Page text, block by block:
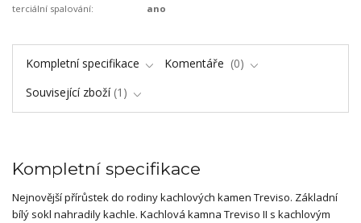
terciální spalování:
ano
Kompletní specifikace Komentáře
0
Související zboží 1
Kompletní specifikace
Nejnovější přírůstek do rodiny kachlových kamen Treviso. Základní
bílý sokl nahradily kachle. Kachlová kamna Treviso II s kachlovým